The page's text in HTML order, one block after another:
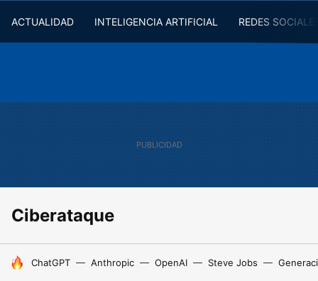
ACTUALIDAD INTELIGENCIA ARTIFICIAL REDES
Ciberataque
HOY SE HABLA DE
ChatGPT Anthropic OpenAI Steve Jobs